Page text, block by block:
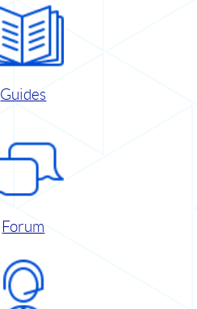
Guides
Forum